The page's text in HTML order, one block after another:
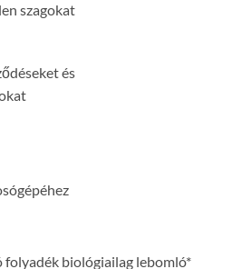
szagokat
és
biológiailag lebomló*